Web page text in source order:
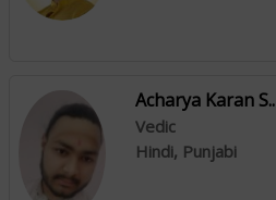
Acharya Karan S..
Vedic
Hindi, Punjabi